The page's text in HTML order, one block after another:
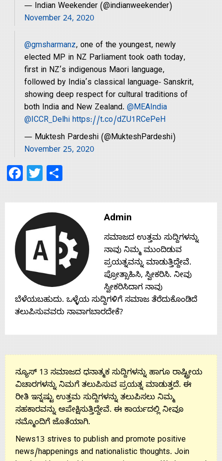
With
Contact
Us
— Indian Weekender (@indianweekender)
November 24, 2020
@gmsharmanz, one of the youngest, newly
elected MP in NZ Parliament took oath today,
first in NZ’s indigenous Maori language,
followed by India’s classical language- Sanskrit,
showing deep respect for cultural traditions of
both India and New Zealand.@MEAIndia
@ICCR_Delhi https://t.co/dZU1RCePeH
— Muktesh Pardeshi (@MukteshPardeshi)
November 25, 2020
Facebook
Twitter
Admin
ಸಮಾಜದ ಉತ್ತಮ ಸುದ್ದಿಗಳನ್ನು
ನಾವು ನಿಮ್ಮ ಮುಂದಿಡುವ
ಪ್ರಯತ್ನವನ್ನು ಮಾಡುತ್ತಿದ್ದೇವೆ.
ಪ್ರೋತ್ಸಾಹಿಸಿ, ಸ್ವೀಕರಿಸಿ. ನೀವು
ಸ್ವೀಕರಿಸಿದಾಗ ನಾವು
ಬೆಳೆಯಬಹುದು. ಒಳ್ಳೆಯ ಸುದ್ದಿಗಳಿಗೆ ಸಮಾಜ ತೆರೆದುಕೊಂಡಿದೆ
ತಲುಪಿಸುವವರು ನಾವಾಗಬಾರದೇಕೆ?
ನ್ಯೂಸ್ 13 ಸಮಾಜದ ಧನಾತ್ಮಕ ಸುದ್ದಿಗಳನ್ನು ಹಾಗೂ ರಾಷ್ಟ್ರೀಯ
ವಿಚಾರಗಳನ್ನು ನಿಮಗೆ ತಲುಪಿಸುವ ಪ್ರಯತ್ನ ಮಾಡುತ್ತದೆ. ಈ
ರೀತಿ ಇನ್ನಷ್ಟು ಉತ್ತಮ ಸುದ್ದಿಗಳನ್ನು ತಲುಪಿಸಲು ನಿಮ್ಮ
ಸಹಕಾರವನ್ನು ಅಪೇಕ್ಷಿಸುತ್ತಿದ್ದೇವೆ. ಈ ಕಾರ್ಯದಲ್ಲಿ ನೀವೂ
ನಮ್ಮೊಂದಿಗೆ ಜೊತೆಯಾಗಿ.
News13 strives to publish and promote positive
news/happenings and nationalistic thoughts. Join